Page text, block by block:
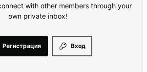
with other members through your
own private inbox!
Вход
Регистрация